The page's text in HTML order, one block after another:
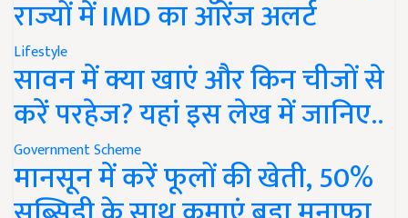
राज्यों में IMD का ऑरेंज अलर्ट
Lifestyle
सावन में क्या खाएं और किन चीजों से
करें परहेज? यहां इस लेख में जानिए..
Government Scheme
मानसून में करें फूलों की खेती, 50%